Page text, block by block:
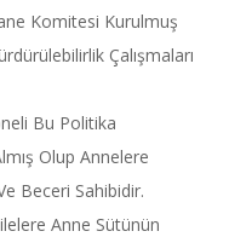
Komitesi Kurulmuş
Çalışmaları
Bu Politika
Olup Annelere
Beceri Sahibidir.
Anne Sütünün